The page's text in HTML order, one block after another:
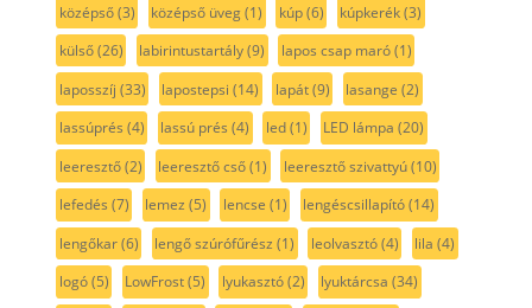
középső(3) középső üveg(1) kúp(6) kúpkerék(3)
külső(26) labirintustartály(9) lapos csap maró(1)
laposszíj (33) lapostepsi (14) lapát(9) lasange (2)
lassúprés (4) lassú prés (4) led(1) LED lámpa (20)
leeresztő(2) leeresztő cső(1) leeresztő szivattyú(10)
lefedés (7) lemez (5) lencse (1) lengéscsillapító(14)
lengőkar(6) lengő szúrófűrész (1) leolvasztó(4) lila (4)
logó(5) LowFrost(5) lyukasztó(2) lyuktárcsa (34)